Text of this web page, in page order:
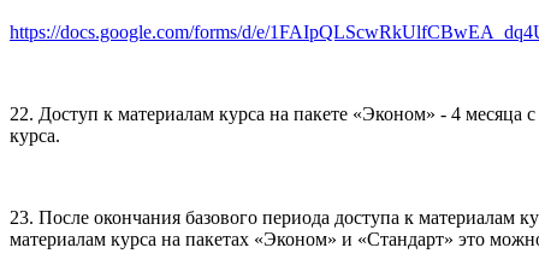
https://docs.google.com/forms/d/e/
22. Доступ к материалам курса на пакете «Эконом» - 4 месяца
курса.
23. После окончания базового периода доступа к материалам
материалам курса на пакетах «Эконом» и «Стандарт» это